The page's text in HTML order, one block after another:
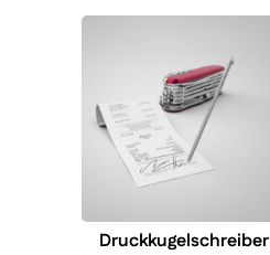
Druckkugelschreiber